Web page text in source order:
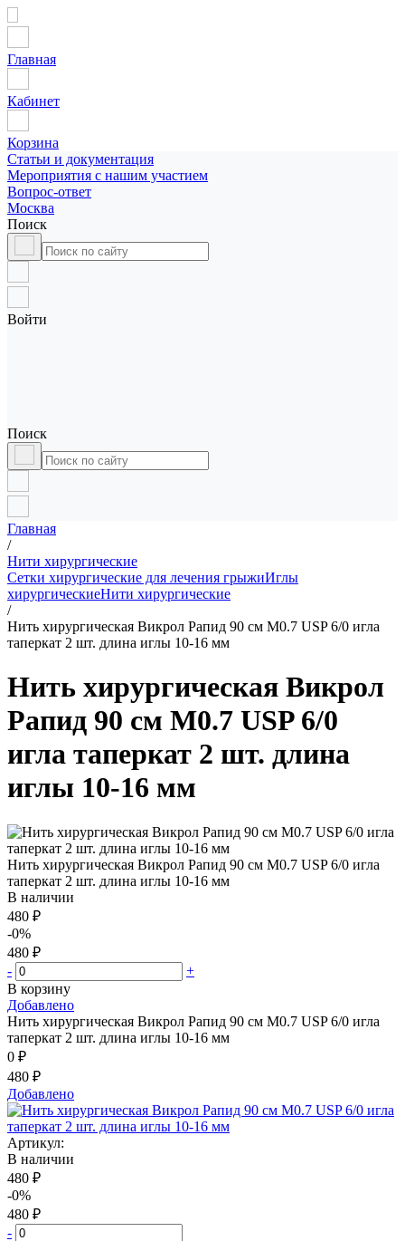
Главная
Кабинет
Корзина
Статьи и документация
Мероприятия с нашим участием
Вопрос-ответ
Москва
Поиск
Войти
Поиск
Главная
/
Нити хирургические
Сетки хирургические для лечения грыжиИглы
хирургическиеНити хирургические
/
Нить хирургическая Викрол Рапид 90 см М0.7 USP 6/0 игла
таперкат 2 шт. длина иглы 10-16 мм
Нить хирургическая Викрол
Рапид 90 см М0.7 USP 6/0
игла таперкат 2 шт. длина
иглы 10-16 мм
Нить хирургическая Викрол Рапид 90 см М0.7 USP 6/0 игла
таперкат 2 шт. длина иглы 10-16 мм
В наличии
480 ₽
-0%
480 ₽
-
+
В корзину
Добавлено
Нить хирургическая Викрол Рапид 90 см М0.7 USP 6/0 игла
таперкат 2 шт. длина иглы 10-16 мм
0 ₽
480 ₽
Добавлено
Артикул:
В наличии
480 ₽
-0%
480 ₽
-